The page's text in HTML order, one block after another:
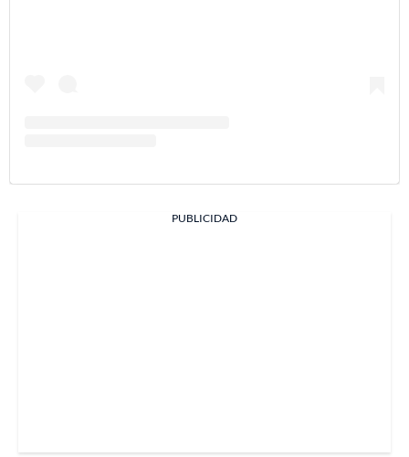
PUBLICIDAD